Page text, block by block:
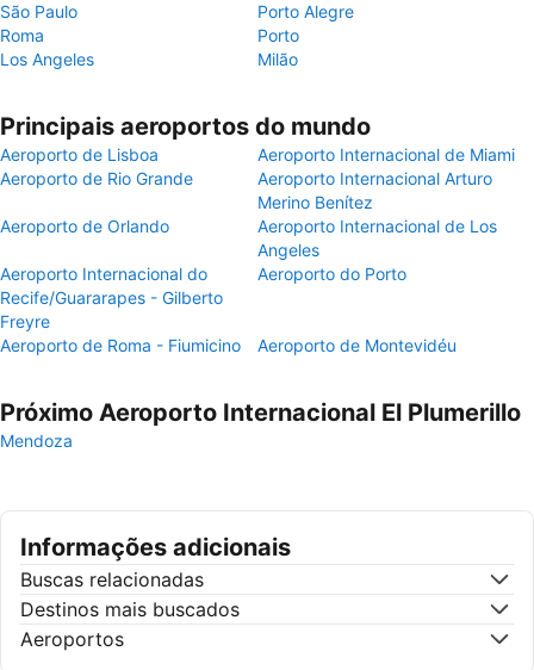
São Paulo
Porto Alegre
Roma
Porto
Los Angeles
Milão
Principais aeroportos do mundo
Aeroporto de Lisboa
Aeroporto Internacional de Miami
Aeroporto de Rio Grande
Aeroporto Internacional Arturo
Merino Benítez
Aeroporto de Orlando
Aeroporto Internacional de Los
Angeles
Aeroporto Internacional do
Recife/Guararapes - Gilberto
Freyre
Aeroporto do Porto
Aeroporto de Roma - Fiumicino Aeroporto de Montevidéu
Próximo Aeroporto Internacional El Plumerillo
Mendoza
Informações adicionais
Buscas relacionadas
Destinos mais buscados
Aeroportos